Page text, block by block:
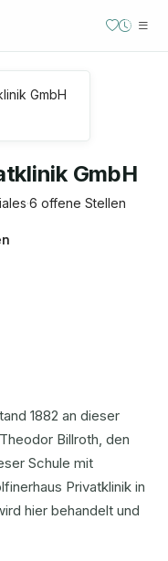
GmbH
·6 offene Stellen
1882 an dieser
Billroth, den
Schule mit
Privatklinik in
hier behandelt und